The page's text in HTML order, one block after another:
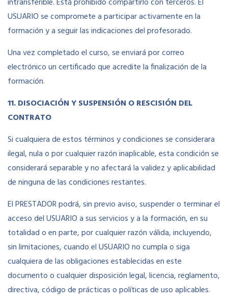
USUARIO se compromete a participar activamente en la
formación y a seguir las indicaciones del profesorado.
Una vez completado el curso, se enviará por correo
electrónico un certificado que acredite la finalización de la
formación.
11. DISOCIACIÓN Y SUSPENSIÓN O RESCISIÓN DEL
CONTRATO
Si cualquiera de estos términos y condiciones se considerara
ilegal, nula o por cualquier razón inaplicable, esta condición se
considerará separable y no afectará la validez y aplicabilidad
de ninguna de las condiciones restantes.
El PRESTADOR podrá, sin previo aviso, suspender o terminar el
acceso del USUARIO a sus servicios y a la formación, en su
totalidad o en parte, por cualquier razón válida, incluyendo,
sin limitaciones, cuando el USUARIO no cumpla o siga
cualquiera de las obligaciones establecidas en este
documento o cualquier disposición legal, licencia, reglamento,
directiva, código de prácticas o políticas de uso aplicables.